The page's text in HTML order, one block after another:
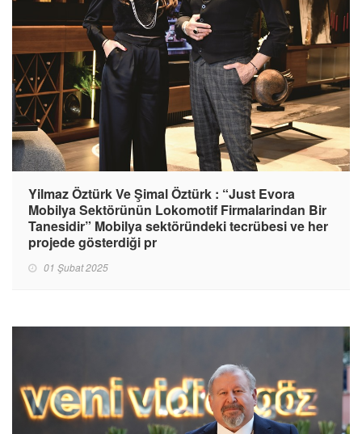
Yilmaz Öztürk Ve Şimal Öztürk : “Just Evora
Mobilya Sektörünün Lokomotif Firmalarindan Bir
Tanesidir” Mobilya sektöründeki tecrübesi ve her
projede gösterdiği pr
01 Şubat 2025